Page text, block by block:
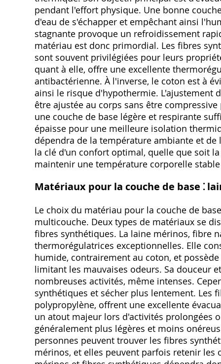
pendant l'effort physique. Une bonne
d'eau de s'échapper et empêchant ainsi
stagnante provoque un refroidissement
matériau est donc primordial. Les fibres
sont souvent privilégiées pour leurs
quant à elle, offre une excellente
antibactérienne. À l'inverse, le coton est à
ainsi le risque d'hypothermie. L'ajustement
être ajustée au corps sans être
une couche de base légère et respirante
épaisse pour une meilleure isolation
dépendra de la température ambiante et
la clé d'un confort optimal, quelle que soit
maintenir une température corporelle
Matériaux pour la couche de base ⁚
Le choix du matériau pour la couche de
multicouche. Deux types de matériaux se
fibres synthétiques. La laine mérinos, fibre
thermorégulatrices exceptionnelles. Elle
humide, contrairement au coton, et
limitant les mauvaises odeurs. Sa douceur
nombreuses activités, même intenses.
synthétiques et sécher plus lentement. Les
polypropylène, offrent une excellente
un atout majeur lors d'activités prolongées
généralement plus légères et moins
personnes peuvent trouver les fibres
mérinos, et elles peuvent parfois retenir